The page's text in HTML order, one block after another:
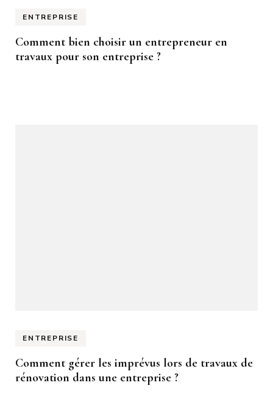
ENTREPRISE
Comment bien choisir un entrepreneur en
travaux pour son entreprise ?
ENTREPRISE
Comment gérer les imprévus lors de travaux de
rénovation dans une entreprise ?